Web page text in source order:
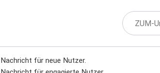
Nachricht für neue Nutzer.